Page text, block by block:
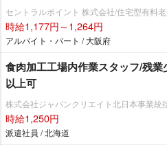
セントラルポイント 株式会社/住宅型有料
時給1,177円～1,264円
アルバイト・パート / 大阪府
食肉加工工場内作業スタッフ/残
以上可
株式会社ジャパンクリエイト北日本事業統
時給1,250円
派遣社員 / 北海道